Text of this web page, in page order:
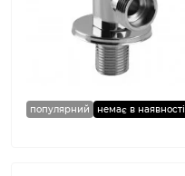
популярний немає в наявності